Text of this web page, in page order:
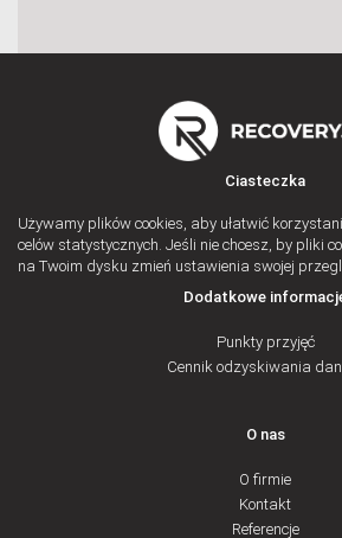
Ciasteczka
Używamy plików cookies, aby ułatwić
celów statystycznych. Jeśli nie chcesz, by pliki
na Twoim dysku zmień ustawienia swojej
Dodatkowe
Punkty przyjęć
Cennik odzyskiwania
O nas
O firmie
Kontakt
Referencje